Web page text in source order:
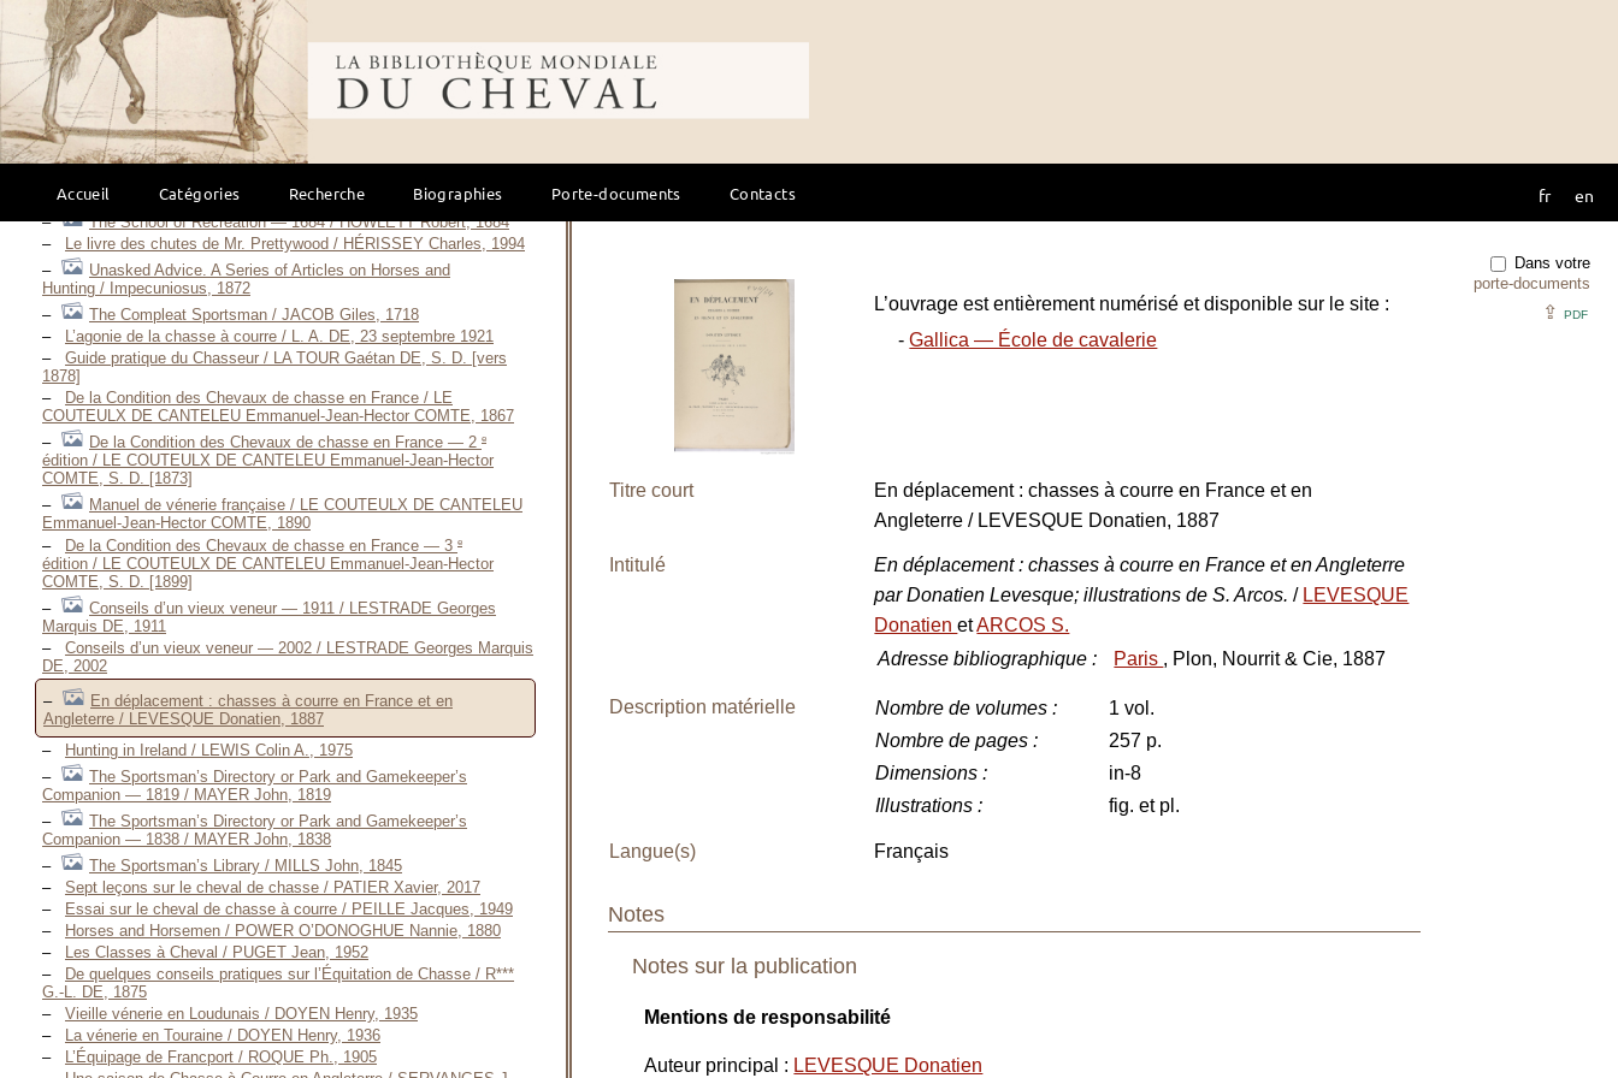
Bibliothèque mondiale du cheval
Accueil Catégories Recherche Biographies Porte-documents Contacts fr en
1883 / HALLOCK Charles, 1883
To all Sportsmen and particularly to Farmers and
Gamekeepers / HANGER George, 1814
Riding and Hunting — 1901 / HAYES Matthew Horace, 1901
The Quorndon Hounds, or a Virginian at Melton
Mowhray / HERBERT Henry William, 1856
The Sporting World / HIEOVER Harry, 1858
1865
The School of Recreation — 1684 / HOWLETT Robert, 1684
Le livre des chutes de Mr. Prettywood / HÉRISSEY Charles, 1994
Unasked Advice. A Series of Articles on Horses and
Hunting / Impecuniosus, 1872
The Compleat Sportsman / JACOB Giles, 1718
L’agonie de la chasse à courre / L. A. DE, 23 septembre 1921
Guide pratique du Chasseur / LA TOUR Gaétan DE, S. D. [vers
1878]
De la Condition des Chevaux de chasse en France / LE
COUTEULX DE CANTELEU Emmanuel-Jean-Hector COMTE, 1867
De la Condition des Chevaux de chasse en France — 2 e
édition / LE COUTEULX DE CANTELEU Emmanuel-Jean-Hector
COMTE, S. D. [1873]
Manuel de vénerie française / LE COUTEULX DE CANTELEU
Emmanuel-Jean-Hector COMTE, 1890
De la Condition des Chevaux de chasse en France — 3 e
édition / LE COUTEULX DE CANTELEU Emmanuel-Jean-Hector
COMTE, S. D. [1899]
Conseils d’un vieux veneur — 1911 / LESTRADE Georges
Marquis DE, 1911
Conseils d’un vieux veneur — 2002 / LESTRADE Georges Marquis
DE, 2002
En déplacement : chasses à courre en France et en
Angleterre / LEVESQUE Donatien, 1887
Hunting in Ireland / LEWIS Colin A., 1975
The Sportsman’s Directory or Park and Gamekeeper’s
Companion — 1819 / MAYER John, 1819
The Sportsman’s Directory or Park and Gamekeeper’s
Companion — 1838 / MAYER John, 1838
The Sportsman’s Library / MILLS John, 1845
Sept leçons sur le cheval de chasse / PATIER Xavier, 2017
Essai sur le cheval de chasse à courre / PEILLE Jacques, 1949
Horses and Horsemen / POWER O’DONOGHUE Nannie, 1880
Les Classes à Cheval / PUGET Jean, 1952
De quelques conseils pratiques sur l’Équitation de Chasse / R***
G.-L. DE, 1875
Vieille vénerie en Loudunais / DOYEN Henry, 1935
La vénerie en Touraine / DOYEN Henry, 1936
L’Équipage de Francport / ROQUE Ph., 1905
Dans votre
porte-documents
⇪ PDF
L’ouvrage est entièrement numérisé et disponible sur le site :
-Gallica — École de cavalerie
Titre court
En déplacement : chasses à courre en France et en
Angleterre / LEVESQUE Donatien, 1887
Intitulé
En déplacement : chasses à courre en France et en Angleterre
par Donatien Levesque; illustrations de S. Arcos./ LEVESQUE
DonatienetARCOS S.
Adresse bibliographique : Paris , Plon, Nourrit & Cie, 1887
Description matérielle Nombre de volumes :
1 vol.
Nombre de pages :
257 p.
Dimensions :
in-8
Illustrations : fig. et pl.
Langue(s) Français
Notes
Notes sur la publication
Mentions de responsabilité
Auteur principal : LEVESQUE Donatien